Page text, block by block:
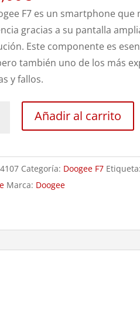
F7 es un smartphone que
gracias a su pantalla
Este componente es
también uno de los más
y fallos.
Añadir al carrito
Categoría: Doogee F7 Etiqueta:
Marca: Doogee